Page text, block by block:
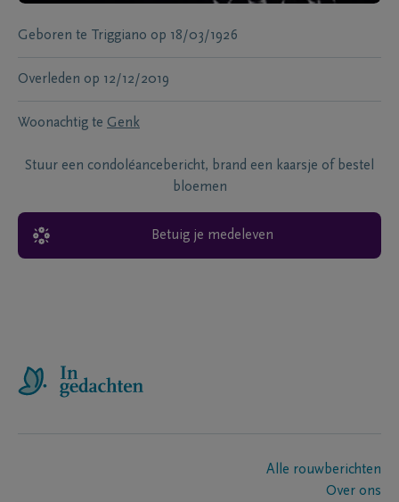
Geboren te Triggiano op 18/03/1926
Overleden op 12/12/2019
Woonachtig te Genk
Stuur een condoléancebericht, brand een kaarsje of bestel
bloemen
Betuig je medeleven
Alle rouwberichten
Over ons